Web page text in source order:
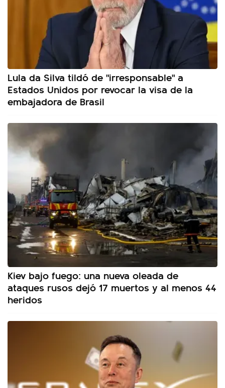
Lula da Silva tildó de "irresponsable" a
Estados Unidos por revocar la visa de la
embajadora de Brasil
Kiev bajo fuego: una nueva oleada de
ataques rusos dejó 17 muertos y al menos 44
heridos